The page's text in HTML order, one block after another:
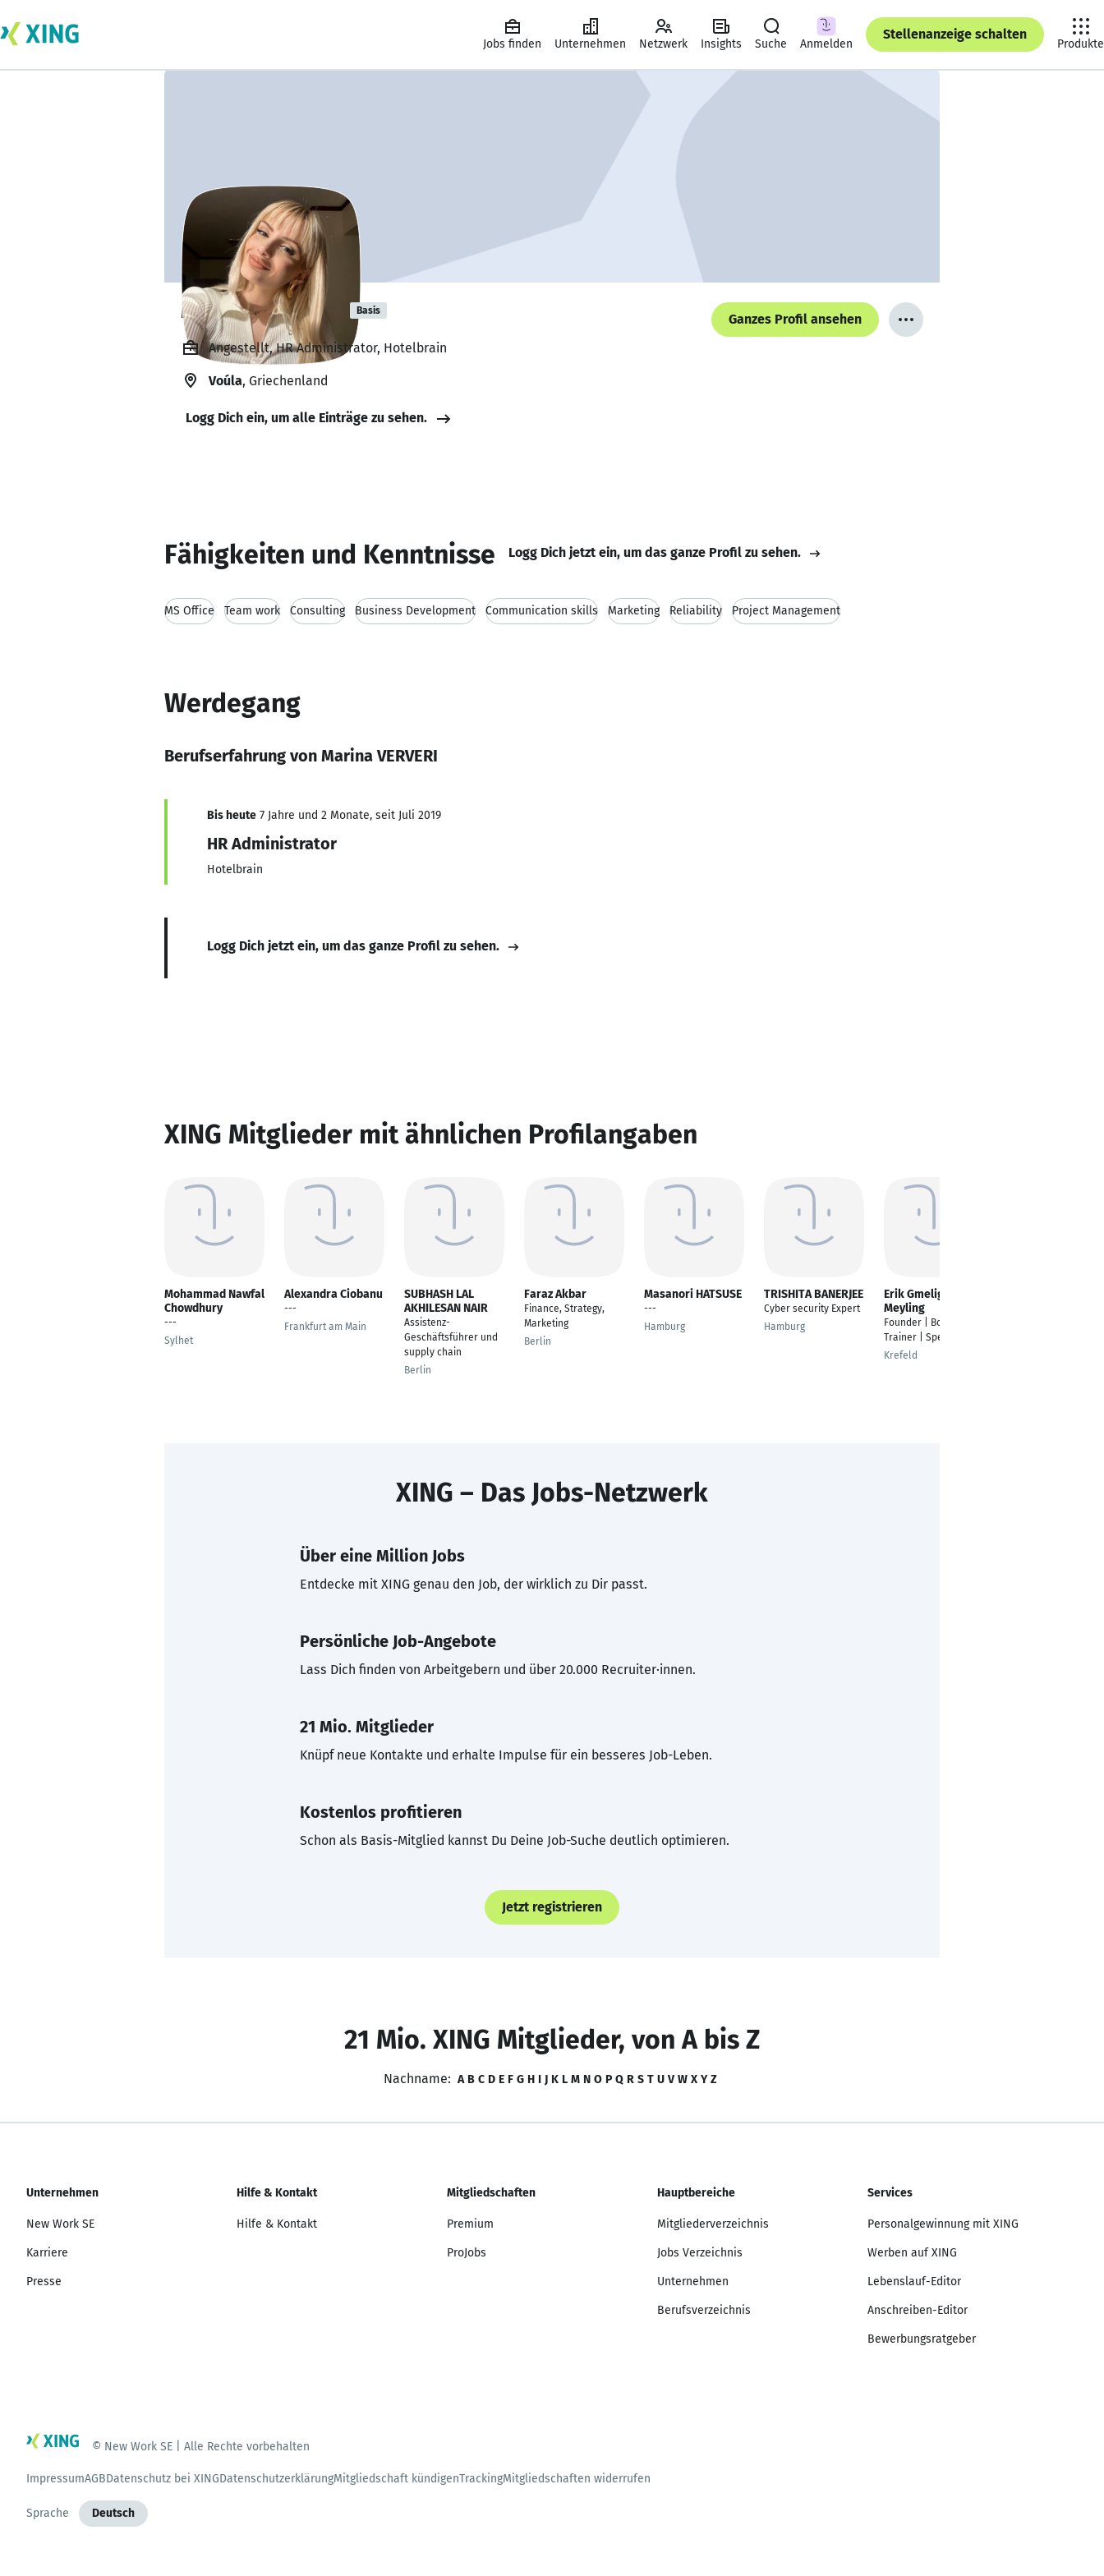
Jobs finden Unternehmen Netzwerk Insights Suche Anmelden
Stellenanzeige schalten
Produkte
Marina VERVERI Basis
Ganzes Profil ansehen
Angestellt, HR Administrator, Hotelbrain
Voúla, Griechenland
Logg Dich ein, um alle Einträge zu sehen.
Fähigkeiten und Kenntnisse Logg Dich jetzt ein, um das ganze Profil zu sehen.
MS Office Team work Consulting Business Development Communication skills Marketing Reliability Project Management
Werdegang
Berufserfahrung von Marina VERVERI
Bis heute 7 Jahre und 2 Monate, seit Juli 2019
HR Administrator
Hotelbrain
Logg Dich jetzt ein, um das ganze Profil zu sehen.
XING Mitglieder mit ähnlichen Profilangaben
Mohammad Nawfal
Chowdhury
---
Sylhet
Alexandra Ciobanu
---
Frankfurt am Main
SUBHASH LAL
AKHILESAN NAIR
Assistenz-
Geschäftsführer und
supply chain
Berlin
Faraz Akbar
Finance, Strategy,
Marketing
Berlin
Masanori HATSUSE
---
Hamburg
TRISHITA BANERJEE
Cyber security Expert
Hamburg
Erik Gmelig
Meyling
Founder | Boardroom
Trainer | Speaker
Krefeld
XING – Das Jobs-Netzwerk
Über eine Million Jobs
Entdecke mit XING genau den Job, der wirklich zu Dir passt.
Persönliche Job-Angebote
Lass Dich finden von Arbeitgebern und über 20.000 Recruiter·innen.
21 Mio. Mitglieder
Knüpf neue Kontakte und erhalte Impulse für ein besseres Job-Leben.
Kostenlos profitieren
Schon als Basis-Mitglied kannst Du Deine Job-Suche deutlich optimieren.
Jetzt registrieren
21 Mio. XING Mitglieder, von A bis Z
Nachname: A B C D E F G H I J K L M N O P Q R S T U V W X Y Z
Unternehmen
New Work SE
Karriere
Presse
Hilfe & Kontakt
Hilfe & Kontakt
Mitgliedschaften
Premium
ProJobs
Hauptbereiche
Mitgliederverzeichnis
Jobs Verzeichnis
Unternehmen
Berufsverzeichnis
Services
Personalgewinnung mit XING
Werben auf XING
Lebenslauf-Editor
Anschreiben-Editor
Bewerbungsratgeber
© New Work SE | Alle Rechte vorbehalten
ImpressumAGBDatenschutz bei XINGDatenschutzerklärungMitgliedschaft kündigenTrackingMitgliedschaften widerrufen
Sprache Deutsch